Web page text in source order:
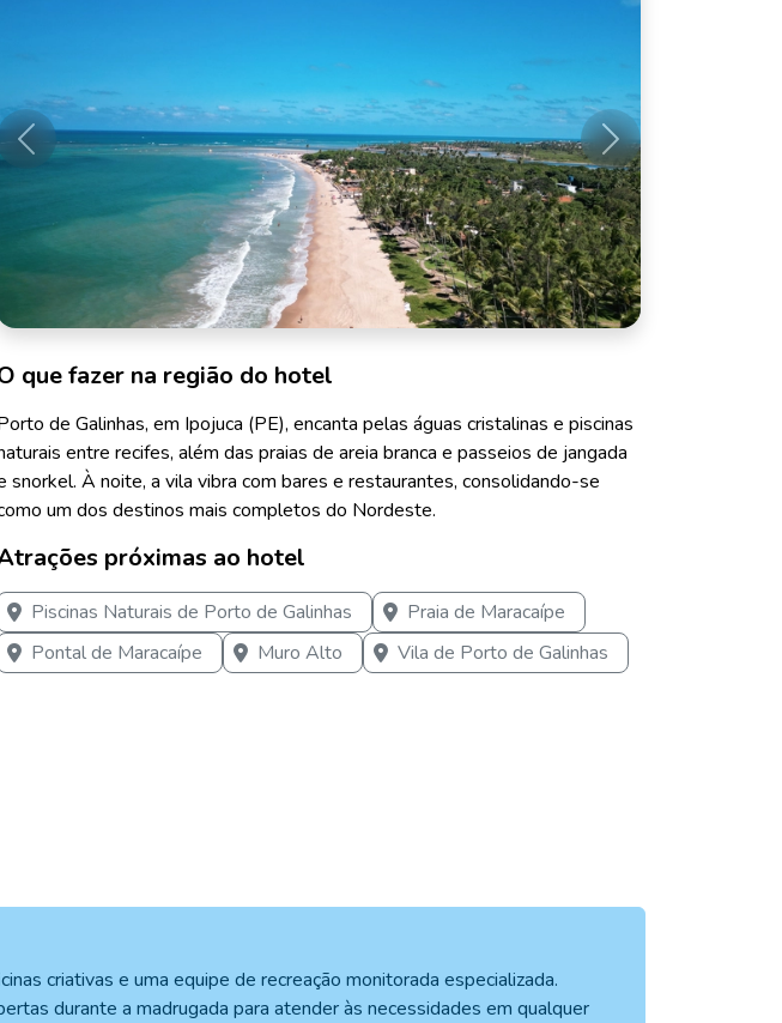
que fazer na região do hotel
Anterior Próximo
de Galinhas, em Ipojuca (PE), encanta pelas águas cristalinas e piscinas
entre recifes, além das praias de areia branca e passeios de jangada
snorkel. À noite, a vila vibra com bares e restaurantes, consolidando-se
um dos destinos mais completos do Nordeste.
próximas ao hotel
Piscinas Naturais de Porto de Galinhas
Praia de Maracaípe
Pontal de Maracaípe
Muro Alto Vila de Porto de Galinhas
criativas e uma equipe de recreação monitorada especializada.
durante a madrugada para atender às necessidades em qualquer